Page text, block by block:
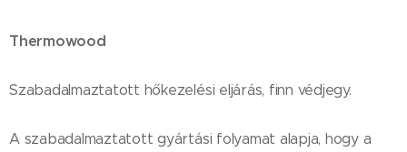
Thermowood
Szabadalmaztatott hőkezelési eljárás, finn védjegy.
A szabadalmaztatott gyártási folyamat alapja, hogy a